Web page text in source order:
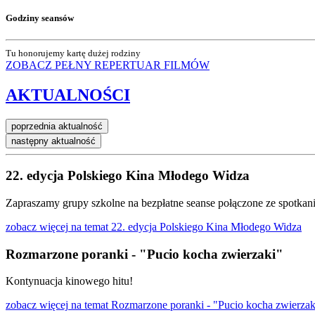
Godziny seansów
Tu honorujemy kartę dużej rodziny
ZOBACZ PEŁNY REPERTUAR FILMÓW
AKTUALNOŚCI
poprzednia aktualność
następny aktualność
22. edycja Polskiego Kina Młodego Widza
Zapraszamy grupy szkolne na bezpłatne seanse połączone ze
zobacz więcej na temat 22. edycja Polskiego Kina Młodego Widza
Rozmarzone poranki - "Pucio kocha zwierzaki"
Kontynuacja kinowego hitu!
zobacz więcej na temat Rozmarzone poranki - "Pucio kocha